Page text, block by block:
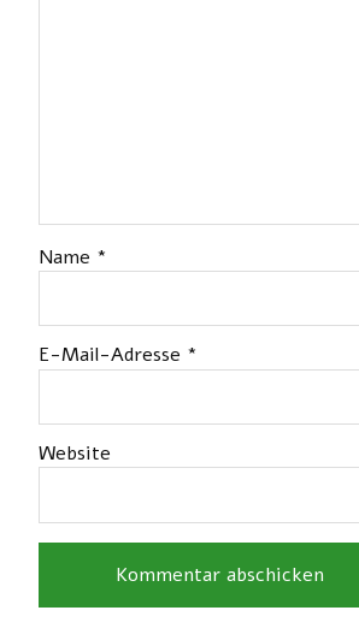
Name *
E-Mail-Adresse *
Website